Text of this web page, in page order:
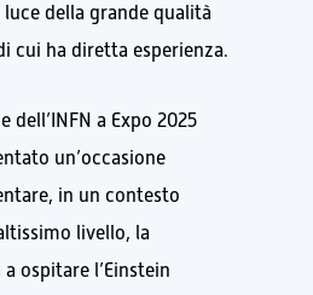
della grande qualità
cui ha diretta esperienza.
dell’INFN a Expo 2025
un’occasione
in un contesto
livello, la
ospitare l’Einstein